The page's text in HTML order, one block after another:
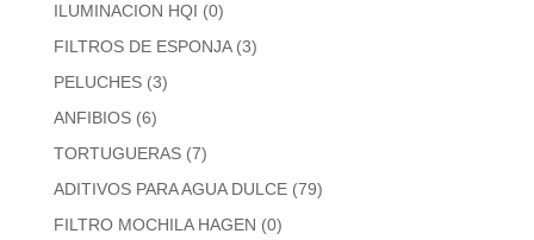
ILUMINACION HQI (0)
FILTROS DE ESPONJA (3)
PELUCHES (3)
ANFIBIOS (6)
TORTUGUERAS (7)
ADITIVOS PARA AGUA DULCE (79)
FILTRO MOCHILA HAGEN (0)